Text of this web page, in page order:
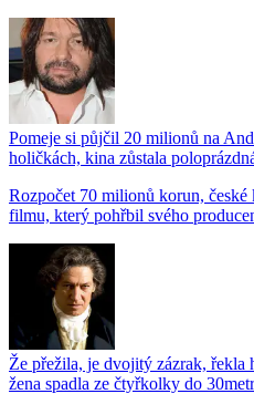
Pomeje si půjčil 20 milionů na
holičkách, kina zůstala
Rozpočet 70 milionů korun,
filmu, který pohřbil svého
Že přežila, je dvojitý zázrak, řekla
žena spadla ze čtyřkolky do